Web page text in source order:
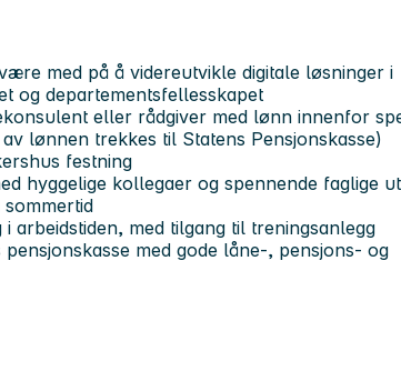
med på å videreutvikle digitale løsninger i
og departementsfellesskapet
eller rådgiver med lønn innenfor
lønnen trekkes til Statens Pensjonskasse)
festning
hyggelige kollegaer og spennende faglige
arbeidstiden, med tilgang til treningsanlegg
pensjonskasse med gode låne-, pensjons- og